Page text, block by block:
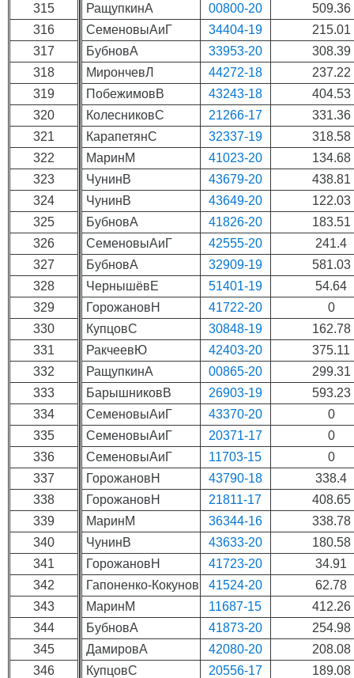
315
316
317
318
319
320
321
322
323
324
325
326
327
328
329
330
331
332
333
334
335
336
337
338
339
340
341
342
343
344
345
346
РащупкинА
00800-20
509.36
СеменовыАиГ
34404-19
215.01
БубновА
33953-20
308.39
МирончевЛ
44272-18
237.22
ПобежимовВ
43243-18
404.53
КолесниковС
21266-17
331.36
КарапетянС
32337-19
318.58
МаринМ
41023-20
134.68
ЧунинВ
43679-20
438.81
ЧунинВ
43649-20
122.03
БубновА
41826-20
183.51
СеменовыАиГ
42555-20
241.4
БубновА
32909-19
581.03
ЧернышёвЕ
51401-19
54.64
ГорожановН
41722-20
0
КупцовС
30848-19
162.78
РакчеевЮ
42403-20
375.11
РащупкинА
00865-20
299.31
БарышниковВ
26903-19
593.23
СеменовыАиГ
43370-20
0
СеменовыАиГ
20371-17
0
СеменовыАиГ
11703-15
0
ГорожановН
43790-18
338.4
ГорожановН
21811-17
408.65
МаринМ
36344-16
338.78
ЧунинВ
43633-20
180.58
ГорожановН
41723-20
34.91
Гапоненко-Кокунов
41524-20
62.78
МаринМ
11687-15
412.26
БубновА
41873-20
254.98
ДамировА
42080-20
208.08
КупцовС
20556-17
189.08